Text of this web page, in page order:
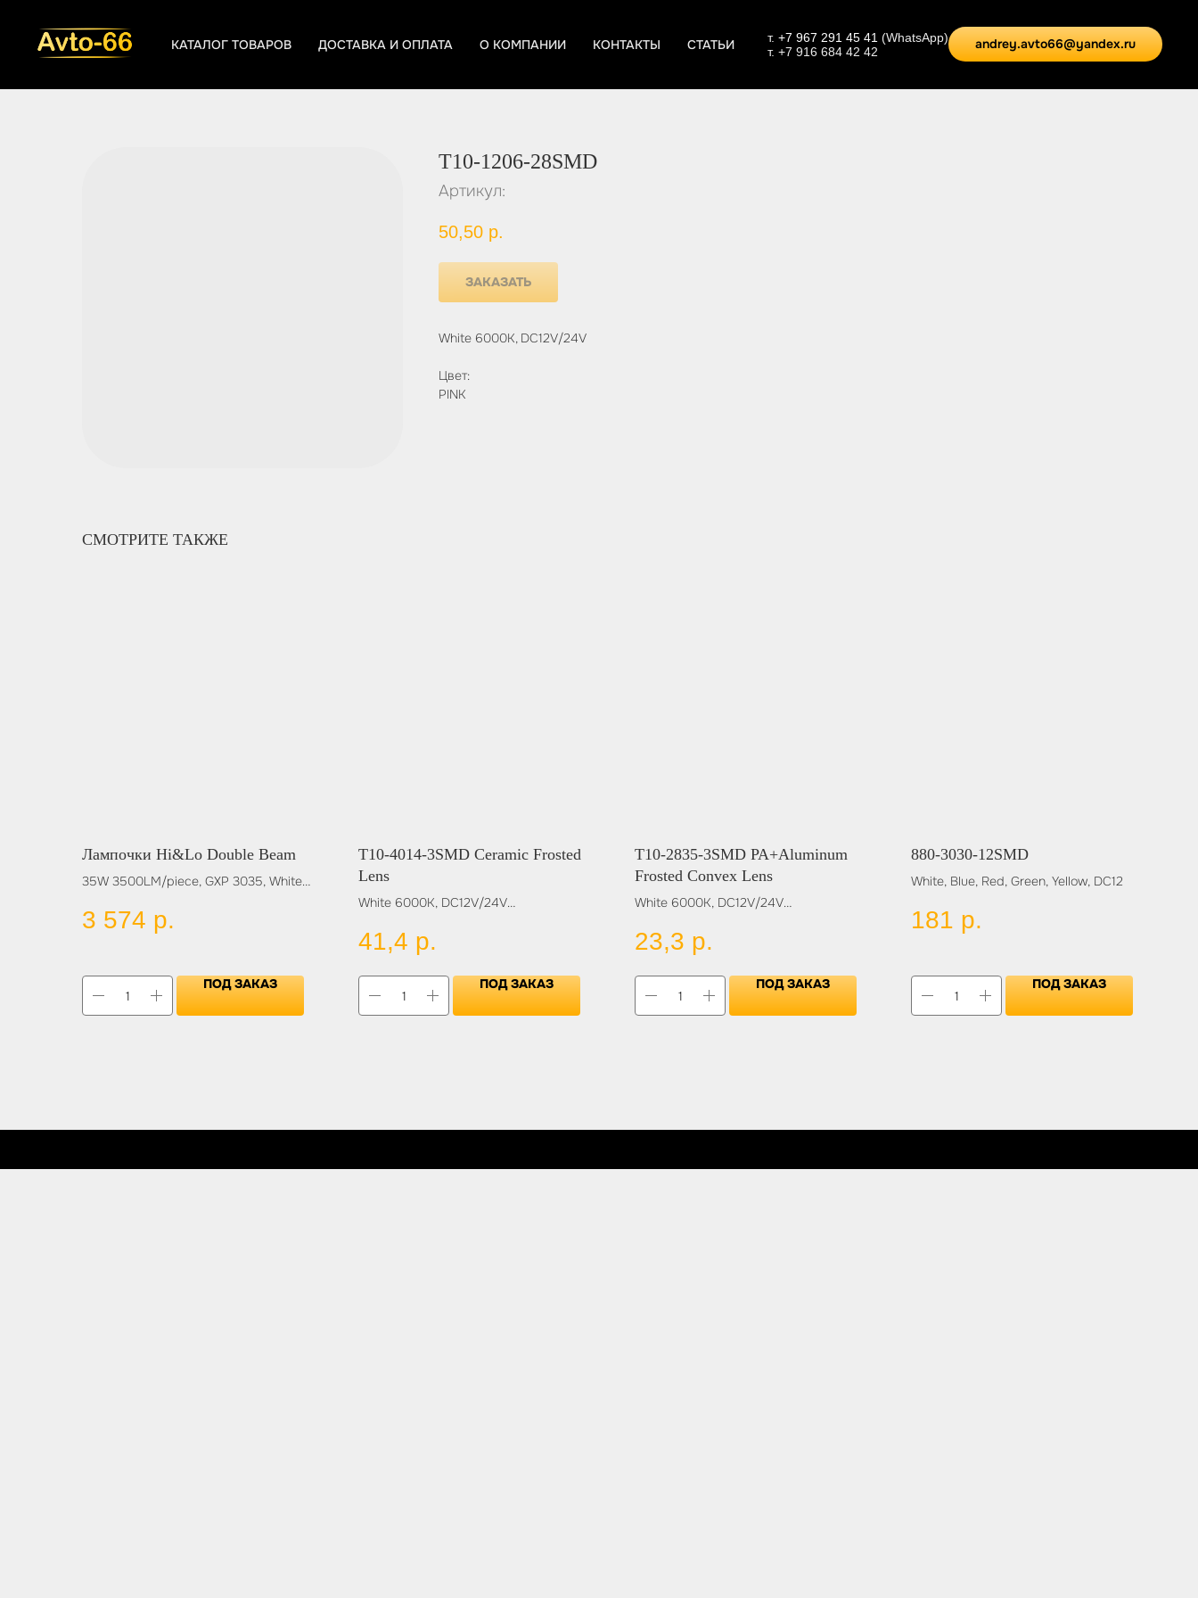
КАТАЛОГ ТОВАРОВ ДОСТАВКА И ОПЛАТА О КОМПАНИИ КОНТАКТЫ СТАТЬИ т. +7 967 291 45 41 (WhatsApp)
т. +7 916 684 42 42
andrey.avto66@yandex.ru
T10-1206-28SMD
Артикул:
50,50 р.
ЗАКАЗАТЬ
White 6000K, DC12V/24V
Цвет:
PINK
СМОТРИТЕ ТАКЖЕ
Лампочки Hi&Lo Double Beam
35W 3500LM/piece, GXP 3035, White
3 574 р.
ПОД ЗАКАЗ
T10-4014-3SMD Ceramic Frosted
Lens
White 6000K, DC12V/24V
BLUE
YELLOW
GREEN
PINK
41,4 р.
ПОД ЗАКАЗ
T10-2835-3SMD PA+Aluminum
Frosted Convex Lens
White 6000K, DC12V/24V
BLUE
ICE BLUE
RED
YELLOW
GREEN
23,3 р.
ПОД ЗАКАЗ
880-3030-12SMD
White, Blue, Red, Green, Yellow, DC12
181 р.
ПОД ЗАКАЗ